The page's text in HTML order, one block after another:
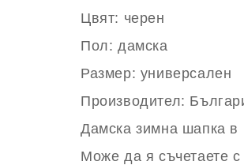
Цвят: черен
Пол: дамска
Размер: универсален
Производител:
Дамска зимна шапка в
Може да я съчетаете